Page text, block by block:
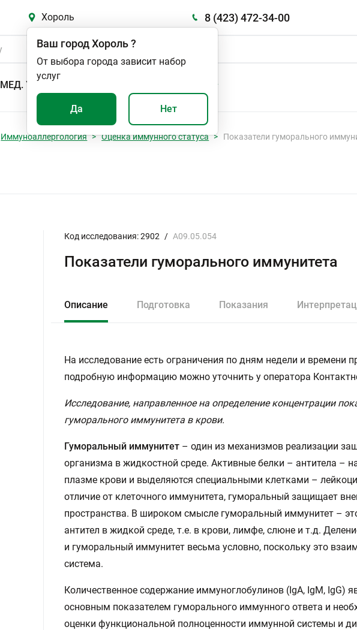
Хороль 8 (423) 472-34-00
МЕД. УСЛУГИ
Ваш городХороль?
От выбора города зависит набор
услуг
Да Нет
Иммуноаллергология Оценка иммунного статуса Показатели гуморального
Код исследования: 2902 / A09.05.054
Показатели гуморального иммунитета
Описание Подготовка Показания
На исследование есть ограничения по дням недели и времени
подробную информацию можно уточнить у оператора
Исследование, направленное на определение концентрации
гуморального иммунитета в крови.
Гуморальный иммунитет – один из механизмов реализации
организма в жидкостной среде. Активные белки – антитела –
плазме крови и выделяются специальными клетками –
отличие от клеточного иммунитета, гуморальный защищает
пространства. В широком смысле гуморальный иммунитет –
антител в жидкой среде, т.е. в крови, лимфе, слюне и т.д.
и гуморальный иммунитет весьма условно, поскольку это
система.
Количественное содержание иммуноглобулинов (IgА, IgМ, IgG)
основным показателем гуморального иммунного ответа и
оценки функциональной полноценности иммунной системы и